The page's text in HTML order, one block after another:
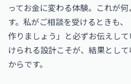
ってお金に変わる体験。これが
す。私がご相談を受けるときも
作りましょう」と必ずお伝えし
けられる設計こそが、結果とし
からです。